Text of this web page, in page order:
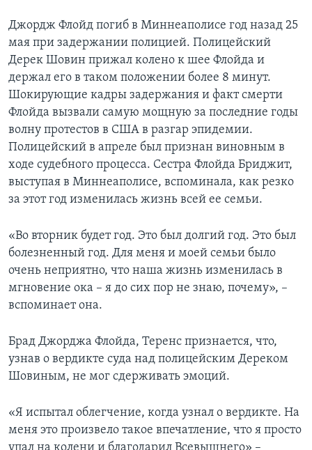
Джордж Флойд погиб в Миннеаполисе год назад 25
мая при задержании полицией. Полицейский
Дерек Шовин прижал колено к шее Флойда и
держал его в таком положении более 8 минут.
Шокирующие кадры задержания и факт смерти
Флойда вызвали самую мощную за последние годы
волну протестов в США в разгар эпидемии.
Полицейский в апреле был признан виновным в
ходе судебного процесса. Сестра Флойда Бриджит,
выступая в Миннеаполисе, вспоминала, как резко
за этот год изменилась жизнь всей ее семьи.
«Во вторник будет год. Это был долгий год. Это был
болезненный год. Для меня и моей семьи было
очень неприятно, что наша жизнь изменилась в
мгновение ока – я до сих пор не знаю, почему», –
вспоминает она.
Брад Джорджа Флойда, Теренс признается, что,
узнав о вердикте суда над полицейским Дереком
Шовиным, не мог сдерживать эмоций.
«Я испытал облегчение, когда узнал о вердикте. На
меня это произвело такое впечатление, что я просто